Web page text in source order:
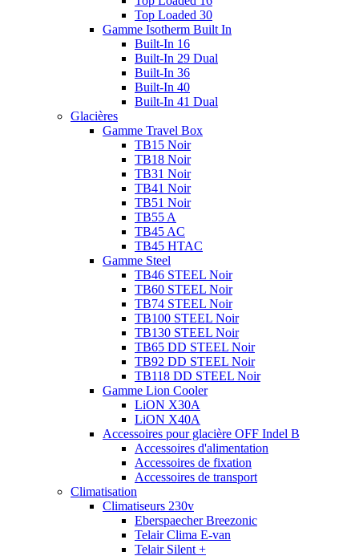
Top Loaded 30
Gamme Isotherm Built In
Built-In 16
Built-In 29 Dual
Built-In 36
Built-In 40
Built-In 41 Dual
Glacières
Gamme Travel Box
TB15 Noir
TB18 Noir
TB31 Noir
TB41 Noir
TB51 Noir
TB55 A
TB45 AC
TB45 HTAC
Gamme Steel
TB46 STEEL Noir
TB60 STEEL Noir
TB74 STEEL Noir
TB100 STEEL Noir
TB130 STEEL Noir
TB65 DD STEEL Noir
TB92 DD STEEL Noir
TB118 DD STEEL Noir
Gamme Lion Cooler
LiON X30A
LiON X40A
Accessoires pour glacière OFF Indel B
Accessoires d'alimentation
Accessoires de fixation
Accessoires de transport
Climatisation
Climatiseurs 230v
Eberspaecher Breezonic
Telair Clima E-van
Telair Silent +